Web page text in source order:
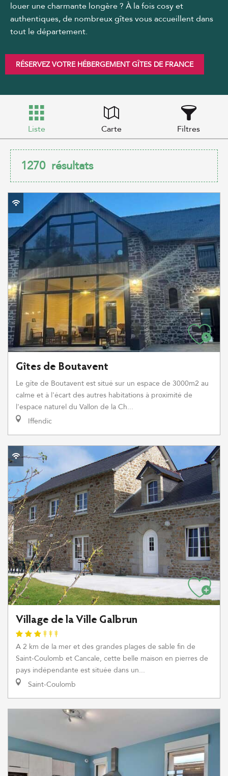
louer une charmante longère ? À la fois cosy et
authentiques, de nombreux gîtes vous accueillent dans
tout le département.
RÉSERVEZ VOTRE HÉBERGEMENT GÎTES DE FRANCE
Liste Carte Filtres
1270 résultats
Gîtes de Boutavent
Le gîte de Boutavent est situé sur un espace de 3000m2 au
calme et à l'écart des autres habitations à proximité de
l'espace naturel du Vallon de la Ch...
Iffendic
Village de la Ville Galbrun
A 2 km de la mer et des grandes plages de sable fin de
Saint-Coulomb et Cancale, cette belle maison en pierres de
pays indépendante est située dans un...
Saint-Coulomb